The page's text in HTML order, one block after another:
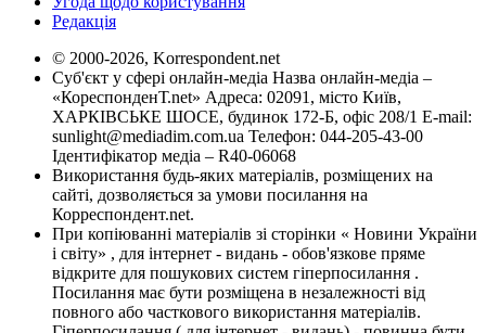
Редакція
© 2000-2026, Korrespondent.net
Суб'єкт у сфері онлайн-медіа Назва онлайн-медіа –
«КореспонденТ.net» Адреса: 02091, місто Київ,
ХАРКІВСЬКЕ ШОСЕ, будинок 172-Б, офіс 208/1 E-mail:
sunlight@mediadim.com.ua Телефон: 044-205-43-00
Ідентифікатор медіа – R40-06068
Використання будь-яких матеріалів, розміщених на
сайті, дозволяється за умови посилання на
Корреспондент.net.
При копіюванні матеріалів зі сторінки « Новини України
і світу» , для інтернет - видань - обов'язкове пряме
відкрите для пошукових систем гіперпосилання .
Посилання має бути розміщена в незалежності від
повного або часткового використання матеріалів.